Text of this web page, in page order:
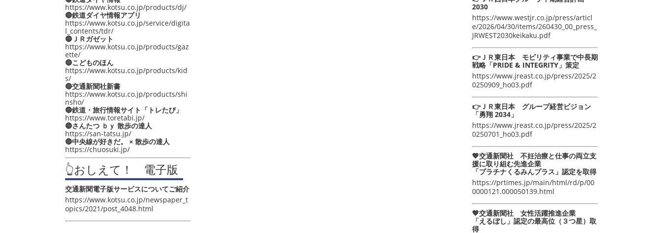
https://www.kotsu.co.jp/products/dj/
🔵鉄道ダイヤ情報アプリ
https://www.kotsu.co.jp/service/digita
l_contents/tdr/
🔵ＪＲガゼット
https://www.kotsu.co.jp/products/gaz
ette/
🔵こどものほん
https://www.kotsu.co.jp/products/kid
s/
🔵交通新聞社新書
https://www.kotsu.co.jp/products/shi
nsho/
🔵鉄道・旅行情報サイト「トレたび」
https://www.toretabi.jp/
🔵さんたつ ｂｙ 散歩の達人
https://san-tatsu.jp/
🔵中央線が好きだ。 × 散歩の達人
https://chuosuki.jp/
👆おしえて！ 電子版
交通新聞電子版サービスについてご紹介
https://www.kotsu.co.jp/newspaper_t
opics/2021/post_4048.html
2030
https://www.westjr.co.jp/press/articl
e/2026/04/30/items/260430_00_press_
JRWEST2030keikaku.pdf
👉ＪＲ東日本 モビリティ事業で中長期
戦略「PRIDE & INTEGRITY」策定
https://www.jreast.co.jp/press/2025/2
0250909_ho03.pdf
👉ＪＲ東日本 グループ経営ビジョン
「勇翔 2034」
https://www.jreast.co.jp/press/2025/2
0250701_ho03.pdf
💖交通新聞社 不妊治療と仕事の両立支
援に取り組む先進企業
「プラチナくるみんプラス」認定を取得
https://prtimes.jp/main/html/rd/p/00
0000121.000050139.html
💖交通新聞社 女性活躍推進企業
「えるぼし」認定の最高位（３つ星）取
得